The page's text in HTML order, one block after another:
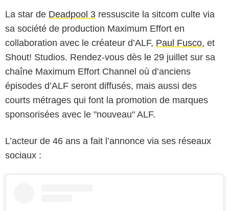
La star de Deadpool 3 ressuscite la sitcom culte via
sa société de production Maximum Effort en
collaboration avec le créateur d’ALF, Paul Fusco, et
Shout! Studios. Rendez-vous dès le 29 juillet sur sa
chaîne Maximum Effort Channel où d’anciens
épisodes d’ALF seront diffusés, mais aussi des
courts métrages qui font la promotion de marques
sponsorisées avec le "nouveau" ALF.
L’acteur de 46 ans a fait l’annonce via ses réseaux
sociaux :